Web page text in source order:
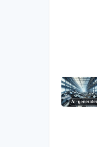
AI-generated